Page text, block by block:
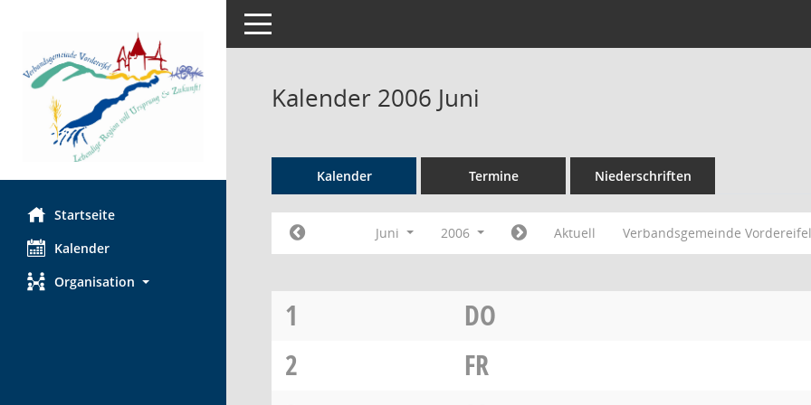
Startseite
Kalender
Organisation
Toggle navigation
Kalender 2006 Juni
Kalender Termine Niederschriften
Juni 2006 Aktuell Verbandsgemeinde Vordereifel
1
DO
2
FR